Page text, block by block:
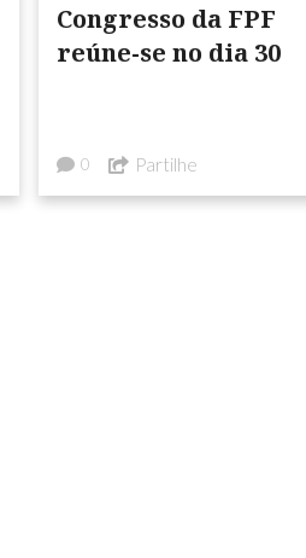
Congresso da FPF
reúne-se no dia 30
0 Partilhe